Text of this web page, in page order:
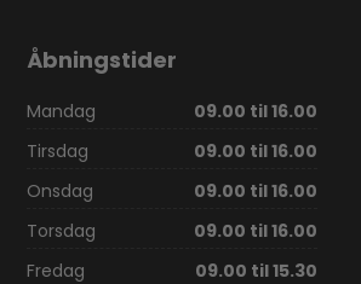
Åbningstider
Mandag
09.00 til 16.00
Tirsdag
09.00 til 16.00
Onsdag
09.00 til 16.00
Torsdag
09.00 til 16.00
Fredag
09.00 til 15.30